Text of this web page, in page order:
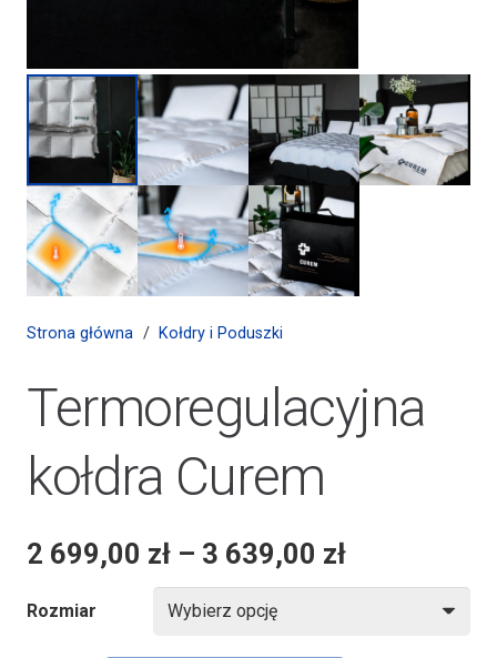
Strona główna / Kołdry i Poduszki
Termoregulacyjna
kołdra Curem
2 699,00 zł – 3 639,00 zł
Rozmiar